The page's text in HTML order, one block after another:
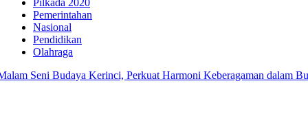
Pilkada 2020
Pemerintahan
Nasional
Pendidikan
Olahraga
Seni Budaya Kerinci, Perkuat Harmoni Keberagaman dalam Bulan